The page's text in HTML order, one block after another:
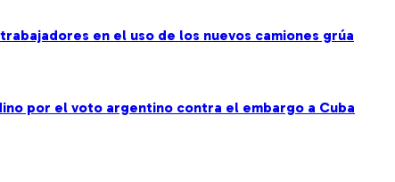
en el uso de los nuevos camiones grúa
por el voto argentino contra el embargo a Cuba